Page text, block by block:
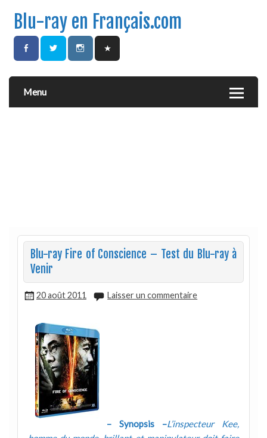
Blu-ray en Français.com
Menu
Blu-ray Fire of Conscience – Test du Blu-ray à
Venir
20 août 2011 Laisser un commentaire
– Synopsis –L’inspecteur Kee,